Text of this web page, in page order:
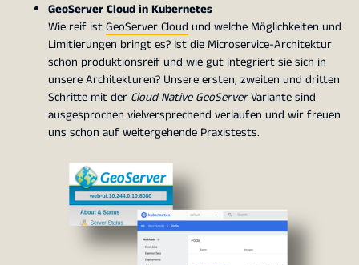
GeoServer Cloud in Kubernetes
Wie reif istGeoServer Cloud und welche Möglichkeiten und
Limitierungen bringt es? Ist die Microservice-Architektur
schon produktionsreif und wie gut integriert sie sich in
unsere Architekturen? Unsere ersten, zweiten und dritten
Schritte mit der Cloud Native GeoServerVariante sind
ausgesprochen vielversprechend verlaufen und wir freuen
uns schon auf weitergehende Praxistests.